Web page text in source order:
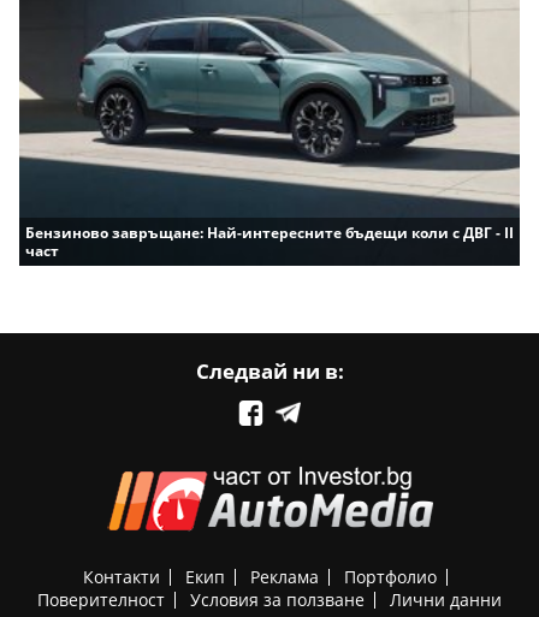
Бензиново завръщане: Най-интересните бъдещи коли с ДВГ - II
част
Следвай ни в:
Контакти Екип Реклама
Портфолио
Поверителност
Условия за ползване Лични данни